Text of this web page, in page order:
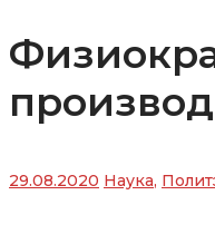
29.08.2020 Наука,